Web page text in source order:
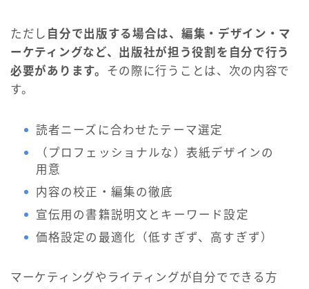
ただし 自分で出版する場合は、編集・デザイン・マ
ーケティングなど、出版社が担う役割を自分で行う
必要があります。 その際に行うことは、次の内容で
す。
読者ニーズに合わせたテーマ選定
（プロフェッショナルな）表紙デザインの
用意
内容の校正・編集の徹底
宣伝用の書籍説明文とキーワード設定
価格設定の最適化（低すぎず、高すぎず）
マーケティングやライティングが自分でできる方